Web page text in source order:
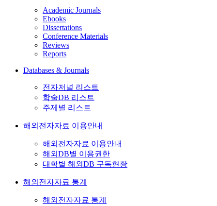
Academic Journals
Ebooks
Dissertations
Conference Materials
Reviews
Reports
Databases & Journals
전자저널 리스트
학술DB 리스트
주제별 리스트
해외전자자료 이용안내
해외전자자료 이용안내
해외DB별 이용권한
대학별 해외DB 구독현황
해외전자자료 통계
해외전자자료 통계